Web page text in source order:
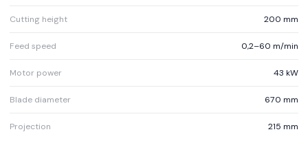
Cutting height 200 mm
Feed speed 0,2–60 m/min
Motor power 43 kW
Blade diameter 670 mm
Projection 215 mm